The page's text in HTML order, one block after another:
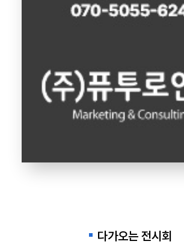
다가오는 전시회